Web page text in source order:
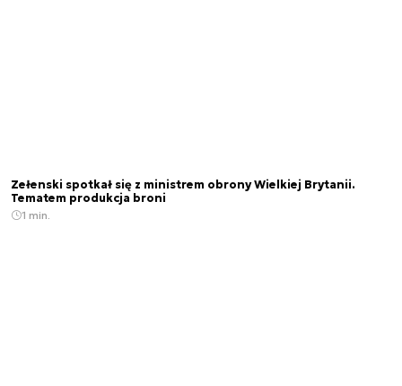
Zełenski spotkał się z ministrem obrony Wielkiej Brytanii.
Tematem produkcja broni
1 min.